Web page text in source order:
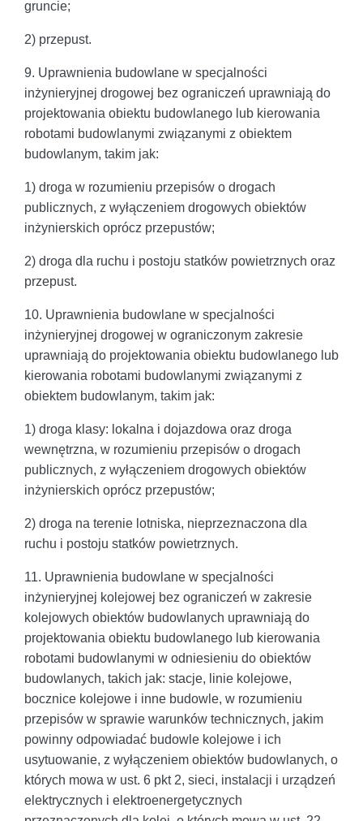
gruncie;
2) przepust.
9. Uprawnienia budowlane w specjalności
inżynieryjnej drogowej bez ograniczeń uprawniają do
projektowania obiektu budowlanego lub kierowania
robotami budowlanymi związanymi z obiektem
budowlanym, takim jak:
1) droga w rozumieniu przepisów o drogach
publicznych, z wyłączeniem drogowych obiektów
inżynierskich oprócz przepustów;
2) droga dla ruchu i postoju statków powietrznych oraz
przepust.
10. Uprawnienia budowlane w specjalności
inżynieryjnej drogowej w ograniczonym zakresie
uprawniają do projektowania obiektu budowlanego lub
kierowania robotami budowlanymi związanymi z
obiektem budowlanym, takim jak:
1) droga klasy: lokalna i dojazdowa oraz droga
wewnętrzna, w rozumieniu przepisów o drogach
publicznych, z wyłączeniem drogowych obiektów
inżynierskich oprócz przepustów;
2) droga na terenie lotniska, nieprzeznaczona dla
ruchu i postoju statków powietrznych.
11. Uprawnienia budowlane w specjalności
inżynieryjnej kolejowej bez ograniczeń w zakresie
kolejowych obiektów budowlanych uprawniają do
projektowania obiektu budowlanego lub kierowania
robotami budowlanymi w odniesieniu do obiektów
budowlanych, takich jak: stacje, linie kolejowe,
bocznice kolejowe i inne budowle, w rozumieniu
przepisów w sprawie warunków technicznych, jakim
powinny odpowiadać budowle kolejowe i ich
usytuowanie, z wyłączeniem obiektów budowlanych, o
których mowa w ust. 6 pkt 2, sieci, instalacji i urządzeń
elektrycznych i elektroenergetycznych